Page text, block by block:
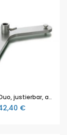
Stativfuß Duo, justierbar, aus Stahl, 10 mm dick, pulverbeschichtet, für 2 Stäbe bis 16 mm Ø, Schenkellänge 150mm, Gelenkschraube M6
€